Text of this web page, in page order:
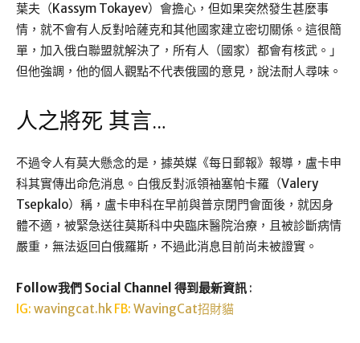
葉夫（Kassym Tokayev）會擔心，但如果突然發生甚麼事
情，就不會有人反對哈薩克和其他國家建立密切關係。這很簡
單，加入俄白聯盟就解決了，所有人（國家）都會有核武。」
但他強調，他的個人觀點不代表俄國的意見，說法耐人尋味。
人之將死 其言…
不過令人有莫大懸念的是，據英媒《每日郵報》報導，盧卡申
科其實傳出命危消息。白俄反對派領袖塞帕卡羅（Valery
Tsepkalo）稱，盧卡申科在早前與普京閉門會面後，就因身
體不適，被緊急送往莫斯科中央臨床醫院治療，且被診斷病情
嚴重，無法返回白俄羅斯，不過此消息目前尚未被證實。
Follow我們 Social Channel 得到最新資訊 :
IG: wavingcat.hk FB: WavingCat招財貓